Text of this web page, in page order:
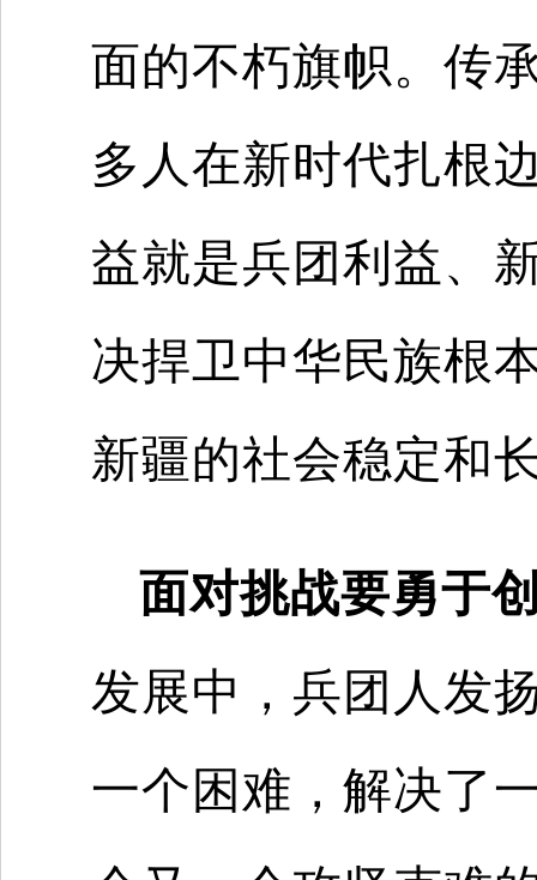
面的不朽旗帜。传
多人在新时代扎根
益就是兵团利益、
决捍卫中华民族根
新疆的社会稳定和
面对挑战要勇于
发展中，兵团人发
一个困难，解决了